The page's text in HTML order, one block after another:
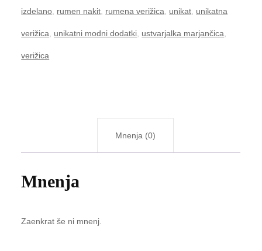
izdelano, rumen nakit, rumena verižica, unikat, unikatna
verižica, unikatni modni dodatki, ustvarjalka marjančica,
verižica
Mnenja (0)
Mnenja
Zaenkrat še ni mnenj.